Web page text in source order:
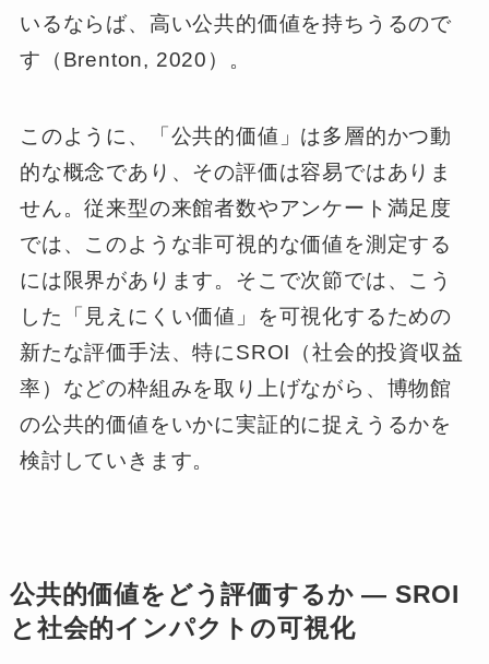
いるならば、高い公共的価値を持ちうるので
す（Brenton, 2020）。
このように、「公共的価値」は多層的かつ動
的な概念であり、その評価は容易ではありま
せん。従来型の来館者数やアンケート満足度
では、このような非可視的な価値を測定する
には限界があります。そこで次節では、こう
した「見えにくい価値」を可視化するための
新たな評価手法、特にSROI（社会的投資収益
率）などの枠組みを取り上げながら、博物館
の公共的価値をいかに実証的に捉えうるかを
検討していきます。
公共的価値をどう評価するか ― SROI
と社会的インパクトの可視化